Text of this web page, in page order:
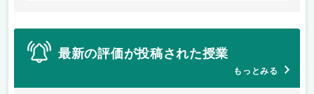
最新の評価が投稿された授業
もっとみる